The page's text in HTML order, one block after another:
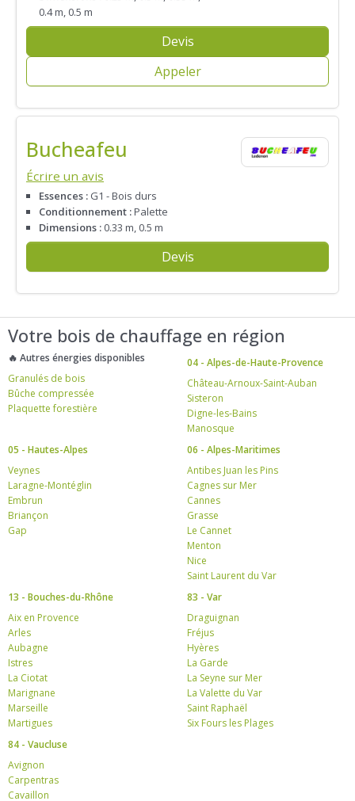
0.4 m, 0.5 m
Devis
Appeler
Bucheafeu
Écrire un avis
Essences : G1 - Bois durs
Conditionnement :Palette
Dimensions : 0.33 m, 0.5 m
Devis
Votre bois de chauffage en région
🔥 Autres énergies disponibles
Granulés de bois
Bûche compressée
Plaquette forestière
04 - Alpes-de-Haute-Provence
Château-Arnoux-Saint-Auban
Sisteron
Digne-les-Bains
Manosque
05 - Hautes-Alpes
Veynes
Laragne-Montéglin
Embrun
Briançon
Gap
06 - Alpes-Maritimes
Antibes Juan les Pins
Cagnes sur Mer
Cannes
Grasse
Le Cannet
Menton
Nice
Saint Laurent du Var
13 - Bouches-du-Rhône
Aix en Provence
Arles
Aubagne
Istres
La Ciotat
Marignane
Marseille
Martigues
83 - Var
Draguignan
Fréjus
Hyères
La Garde
La Seyne sur Mer
La Valette du Var
Saint Raphaël
Six Fours les Plages
84 - Vaucluse
Avignon
Carpentras
Cavaillon